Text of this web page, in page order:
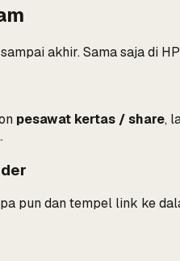
akhir. Sama saja di
pesawat kertas / share,
.
pun dan tempel link ke